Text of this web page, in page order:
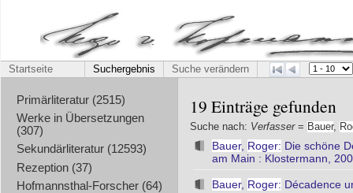
Startseite Suchergebnis Suche verändern
Primärliteratur (2515)
Werke in Übersetzungen
(307)
Sekundärliteratur (12593)
Rezeption (37)
Hofmannsthal-Forscher (64)
19 Einträge gefunden
Suche nach: Verfasser= Bauer,
Bauer, Roger: Die schöne
am Main : Klostermann,
Bauer, Roger: Décadence